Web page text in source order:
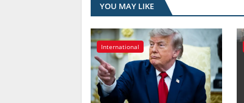
YOU MAY LIKE
International